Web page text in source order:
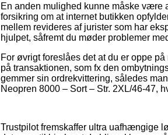
En anden mulighed kunne måske være
forsikring om at internet butikken
mellem revideres af jurister som har
hjulpet, såfremt du møder problemer
For øvrigt foreslåes det at du er oppe
på transaktionen, som fx den
gemmer sin ordrekvittering, således
Neopren 8000 – Sort – Str. 2XL/46-47,
Trustpilot fremskaffer ultra uafhængige